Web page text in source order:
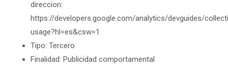
direccion:
https://developers.google.com/analytics/devguides/
usage?hl=es&csw=1
Tipo: Tercero
Finalidad: Publicidad comportamental